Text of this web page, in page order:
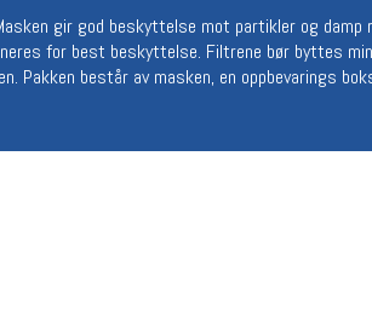
gir god beskyttelse mot partikler og
for best beskyttelse. Filtrene bør byttes
Pakken består av masken, en oppbevarings
Åpningstider butikk